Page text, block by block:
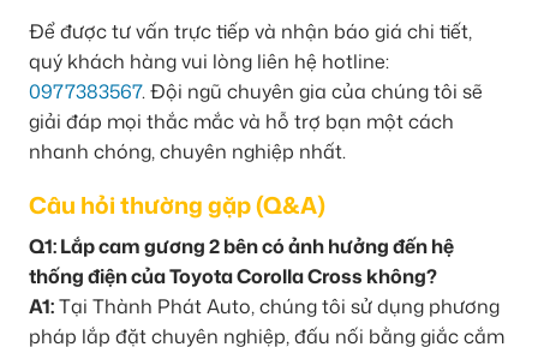
Để được tư vấn trực tiếp và nhận báo giá chi tiết,
quý khách hàng vui lòng liên hệ hotline:
0977383567. Đội ngũ chuyên gia của chúng tôi sẽ
giải đáp mọi thắc mắc và hỗ trợ bạn một cách
nhanh chóng, chuyên nghiệp nhất.
Câu hỏi thường gặp (Q&A)
Q1: Lắp cam gương 2 bên có ảnh hưởng đến hệ
thống điện của Toyota Corolla Cross không?
A1:Tại Thành Phát Auto, chúng tôi sử dụng phương
pháp lắp đặt chuyên nghiệp, đấu nối bằng giắc cắm